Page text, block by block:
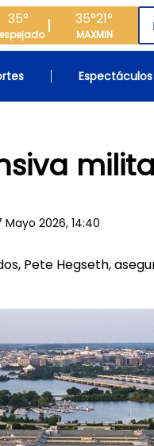
35° 35°
MAX
21°
MIN
Espectáculos
Mayo 2026, 14:40
Pete Hegseth,